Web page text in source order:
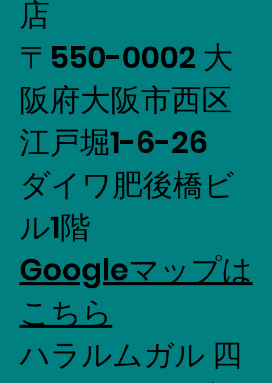
店
〒550-0002 大
阪府大阪市西区
江戸堀1-6-26
ダイワ肥後橋ビ
ル1階
Googleマップは
こちら
ハラルムガル 四